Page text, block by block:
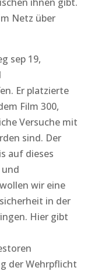
Netz über
sep 19,
Er platzierte
Film 300,
Versuche mit
sind. Der
auf dieses
wir eine
in der
Hier gibt
der Wehrpflicht